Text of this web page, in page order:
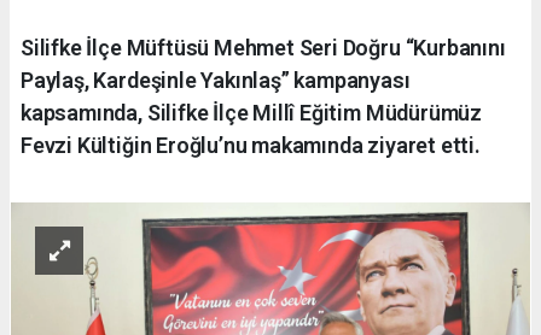
Silifke İlçe Müftüsü Mehmet Seri Doğru “Kurbanını
Paylaş, Kardeşinle Yakınlaş” kampanyası
kapsamında, Silifke İlçe Millî Eğitim Müdürümüz
Fevzi Kültiğin Eroğlu’nu makamında ziyaret etti.